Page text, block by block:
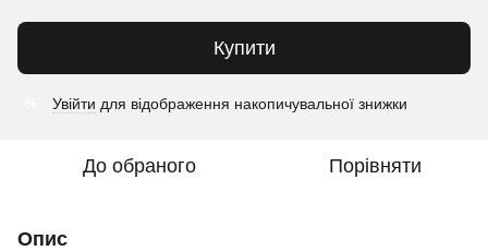
Купити
Увійти для відображення накопичувальної знижки
До обраного Порівняти
Опис